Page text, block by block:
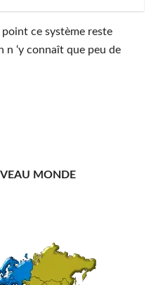
point ce système reste
n ‘y connaît que peu de
MONDE